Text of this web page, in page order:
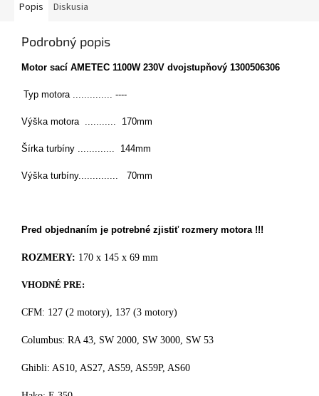
Popis Diskusia
Podrobný popis
Motor sací AMETEC 1100W 230V dvojstupňový 1300506306
Typ motora .............. ----
Výška motora ........... 170mm
Šírka turbíny ............. 144mm
Výška turbíny.............. 70mm
Pred objednaním je potrebné zjistiť rozmery motora !!!
ROZMERY: 170 x 145 x 69 mm
VHODNÉ PRE:
CFM: 127 (2 motory), 137 (3 motory)
Columbus: RA 43, SW 2000, SW 3000, SW 53
Ghibli: AS10, AS27, AS59, AS59P, AS60